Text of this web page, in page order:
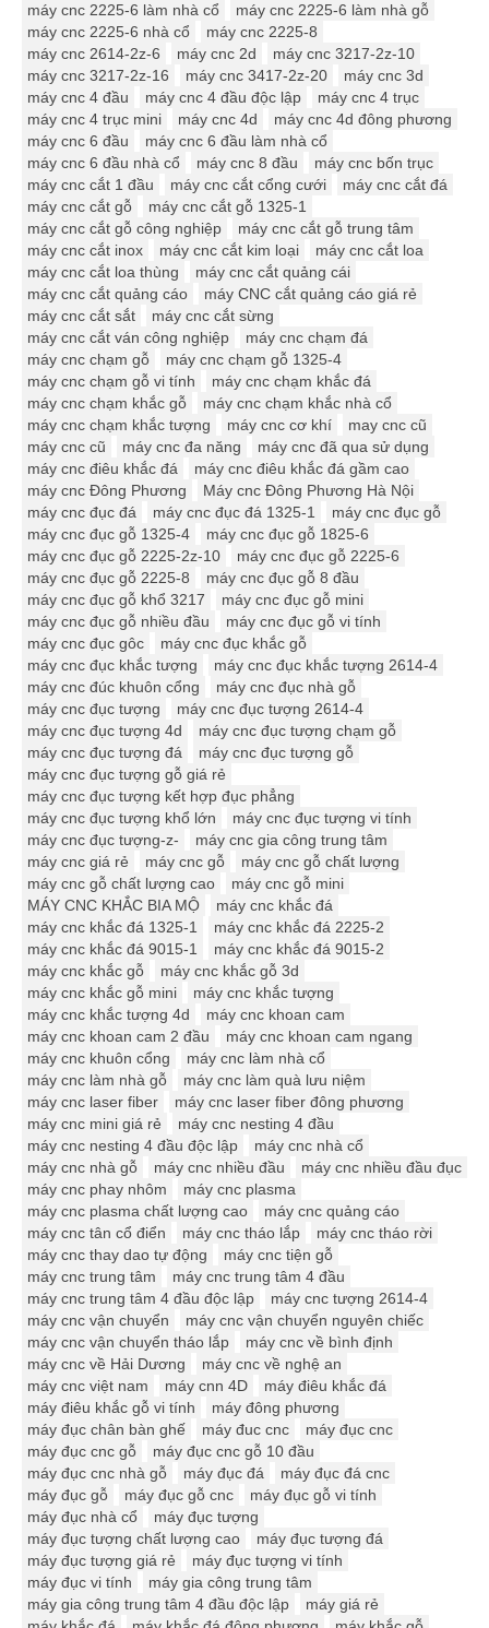
máy cnc 2225-6 làm nhà cổ
máy cnc 2225-6 làm nhà gỗ
máy cnc 2225-6 nhà cổ
máy cnc 2225-8
máy cnc 2614-2z-6
máy cnc 2d
máy cnc 3217-2z-10
máy cnc 3217-2z-16
máy cnc 3417-2z-20
máy cnc 3d
máy cnc 4 đầu
máy cnc 4 đầu độc lập
máy cnc 4 trục
máy cnc 4 trục mini
máy cnc 4d
máy cnc 4d đông phương
máy cnc 6 đầu
máy cnc 6 đầu làm nhà cổ
máy cnc 6 đầu nhà cổ
máy cnc 8 đầu
máy cnc bốn trục
máy cnc cắt 1 đầu
máy cnc cắt cổng cưới
máy cnc cắt đá
máy cnc cắt gỗ
máy cnc cắt gỗ 1325-1
máy cnc cắt gỗ công nghiệp
máy cnc cắt gỗ trung tâm
máy cnc cắt inox
máy cnc cắt kim loại
máy cnc cắt loa
máy cnc cắt loa thùng
máy cnc cắt quảng cái
máy cnc cắt quảng cáo
máy CNC cắt quảng cáo giá rẻ
máy cnc cắt sắt
máy cnc cắt sừng
máy cnc cắt ván công nghiệp
máy cnc chạm đá
máy cnc chạm gỗ
máy cnc chạm gỗ 1325-4
máy cnc chạm gỗ vi tính
máy cnc chạm khắc đá
máy cnc chạm khắc gỗ
máy cnc chạm khắc nhà cổ
máy cnc chạm khắc tượng
máy cnc cơ khí
may cnc cũ
máy cnc cũ
máy cnc đa năng
máy cnc đã qua sử dụng
máy cnc điêu khắc đá
máy cnc điêu khắc đá gầm cao
máy cnc Đông Phương
Máy cnc Đông Phương Hà Nội
máy cnc đục đá
máy cnc đục đá 1325-1
máy cnc đục gỗ
máy cnc đục gỗ 1325-4
máy cnc đục gỗ 1825-6
máy cnc đục gỗ 2225-2z-10
máy cnc đục gỗ 2225-6
máy cnc đục gỗ 2225-8
máy cnc đục gỗ 8 đầu
máy cnc đục gỗ khổ 3217
máy cnc đục gỗ mini
máy cnc đục gỗ nhiều đầu
máy cnc đục gỗ vi tính
máy cnc đục gôc
máy cnc đục khắc gỗ
máy cnc đục khắc tượng
máy cnc đục khắc tượng 2614-4
máy cnc đúc khuôn cổng
máy cnc đục nhà gỗ
máy cnc đục tượng
máy cnc đục tượng 2614-4
máy cnc đục tượng 4d
máy cnc đục tượng chạm gỗ
máy cnc đục tượng đá
máy cnc đục tượng gỗ
máy cnc đục tượng gỗ giá rẻ
máy cnc đục tượng kết hợp đục phẳng
máy cnc đục tượng khổ lớn
máy cnc đục tượng vi tính
máy cnc đục tượng-z-
máy cnc gia công trung tâm
máy cnc giá rẻ
máy cnc gỗ
máy cnc gỗ chất lượng
máy cnc gỗ chất lượng cao
máy cnc gỗ mini
MÁY CNC KHẮC BIA MỘ
máy cnc khắc đá
máy cnc khắc đá 1325-1
máy cnc khắc đá 2225-2
máy cnc khắc đá 9015-1
máy cnc khắc đá 9015-2
máy cnc khắc gỗ
máy cnc khắc gỗ 3d
máy cnc khắc gỗ mini
máy cnc khắc tượng
máy cnc khắc tượng 4d
máy cnc khoan cam
máy cnc khoan cam 2 đầu
máy cnc khoan cam ngang
máy cnc khuôn cổng
máy cnc làm nhà cổ
máy cnc làm nhà gỗ
máy cnc làm quà lưu niệm
máy cnc laser fiber
máy cnc laser fiber đông phương
máy cnc mini giá rẻ
máy cnc nesting 4 đầu
máy cnc nesting 4 đầu độc lập
máy cnc nhà cổ
máy cnc nhà gỗ
máy cnc nhiều đầu
máy cnc nhiều đầu đục
máy cnc phay nhôm
máy cnc plasma
máy cnc plasma chất lượng cao
máy cnc quảng cáo
máy cnc tân cổ điển
máy cnc tháo lắp
máy cnc tháo rời
máy cnc thay dao tự động
máy cnc tiện gỗ
máy cnc trung tâm
máy cnc trung tâm 4 đầu
máy cnc trung tâm 4 đầu độc lập
máy cnc tượng 2614-4
máy cnc vận chuyển
máy cnc vận chuyển nguyên chiếc
máy cnc vận chuyển tháo lắp
máy cnc về bình định
máy cnc về Hải Dương
máy cnc về nghệ an
máy cnc việt nam
máy cnn 4D
máy điêu khắc đá
máy điêu khắc gỗ vi tính
máy đông phương
máy đục chân bàn ghế
máy đuc cnc
máy đục cnc
máy đục cnc gỗ
máy đục cnc gỗ 10 đầu
máy đục cnc nhà gỗ
máy đục đá
máy đục đá cnc
máy đục gỗ
máy đục gỗ cnc
máy đục gỗ vi tính
máy đục nhà cổ
máy đục tượng
máy đục tượng chất lượng cao
máy đục tượng đá
máy đục tượng giá rẻ
máy đục tượng vi tính
máy đục vi tính
máy gia công trung tâm
máy gia công trung tâm 4 đầu độc lập
máy giá rẻ